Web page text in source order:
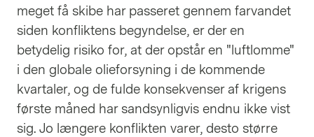
meget få skibe har passeret gennem farvandet
siden konfliktens begyndelse, er der en
betydelig risiko for, at der opstår en "luftlomme"
i den globale olieforsyning i de kommende
kvartaler, og de fulde konsekvenser af krigens
første måned har sandsynligvis endnu ikke vist
sig. Jo længere konflikten varer, desto større